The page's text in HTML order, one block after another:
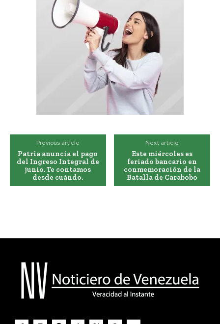
Previous article
Patria anuncia el pago
del Ingreso Integral de
junio. Te contamos
desde cuándo.
Next article
Este miércoles es
feriado bancario en
conmemoración de la
Batalla de Carabobo